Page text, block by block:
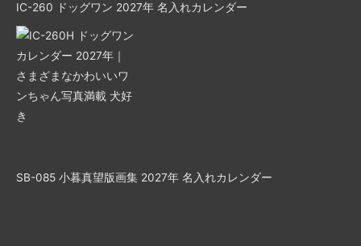
IC-260 ドッグワン 2027年 名入れカレンダー
SB-085 小暮真望版画集 2027年 名入れカレンダー